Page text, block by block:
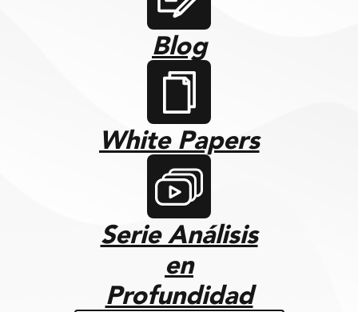
Blog
White Papers
Serie Análisis
en
Profundidad